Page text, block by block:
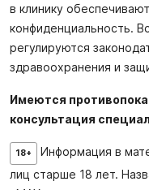
в клинику
конфиденциальность.
регулируются
здравоохранения и
Имеются
консультация
18+
Информация в
лиц старше 18 лет.